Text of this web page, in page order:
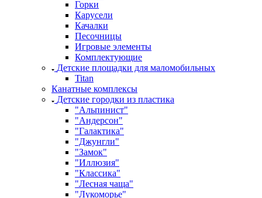
Горки
Карусели
Качалки
Песочницы
Игровые элементы
Комплектующие
Детские площадки для маломобильных
Titan
Канатные комплексы
Детские городки из пластика
"Альпинист"
"Андерсон"
"Галактика"
"Джунгли"
"Замок"
"Иллюзия"
"Классика"
"Лесная чаща"
"Лукоморье"